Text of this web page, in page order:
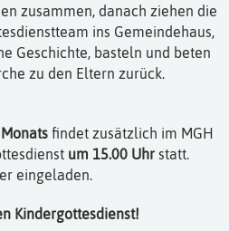
zusammen, danach ziehen die
ins Gemeindehaus,
Geschichte, basteln und beten
zu den Eltern zurück.
findet zusätzlich im MGH
um 15.00 Uhr statt.
eingeladen.
Kindergottesdienst!